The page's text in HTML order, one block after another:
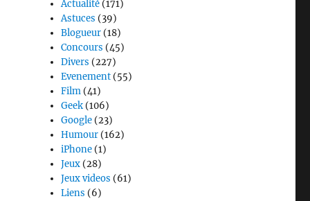
Actualité (171)
Astuces (39)
Blogueur (18)
Concours (45)
Divers (227)
Evenement (55)
Film (41)
Geek (106)
Google (23)
Humour (162)
iPhone (1)
Jeux (28)
Jeux videos (61)
Liens (6)